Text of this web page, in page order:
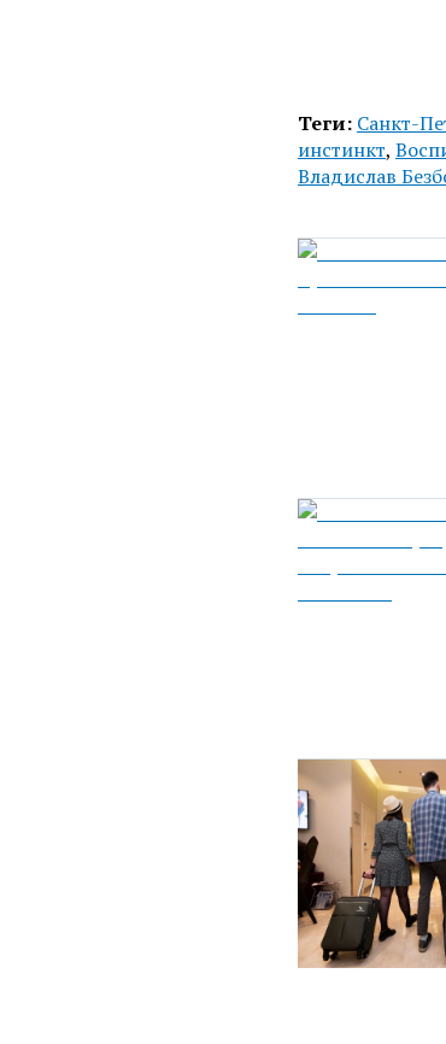
Теги: Санкт-
инстинкт,
Владислав